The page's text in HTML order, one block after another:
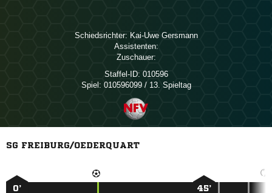
Schiedsrichter:  
Assistenten:
Zuschauer:
Staffel-ID: 010596
Spiel: 010596099 / 13. Spieltag
SG FREIBURG/OEDERQUART
0’ 45’